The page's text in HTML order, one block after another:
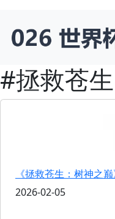
#拯救苍生
《拯救苍生：树神之
2026-02-05